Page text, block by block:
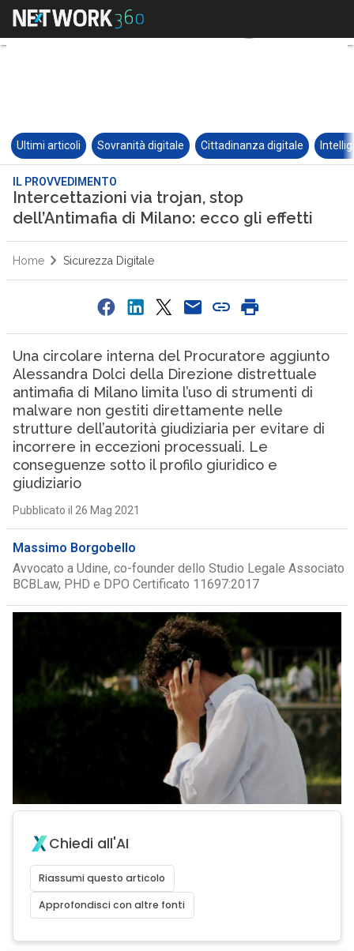
Ultimi articoli Sovranità digitale Cittadinanza digitale
IL PROVVEDIMENTO
Intercettazioni via trojan, stop
dell’Antimafia di Milano: ecco gli effetti
Home Sicurezza Digitale
Una circolare interna del Procuratore aggiunto
Alessandra Dolci della Direzione distrettuale
antimafia di Milano limita l’uso di strumenti di
malware non gestiti direttamente nelle
strutture dell’autorità giudiziaria per evitare di
incorrere in eccezioni processuali. Le
conseguenze sotto il profilo giuridico e
giudiziario
Pubblicato il 26 Mag 2021
Massimo Borgobello
Avvocato a Udine, co-founder dello Studio Legale Associato
BCBLaw, PHD e DPO Certificato 11697:2017
Chiedi all'AI
Riassumi questo articolo
Approfondisci con altre fonti